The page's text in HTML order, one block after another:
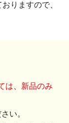
りますので、
は、新品のみ
い。